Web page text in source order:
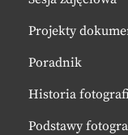
Projekty
Poradnik
Historia
Podstawy